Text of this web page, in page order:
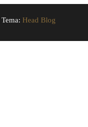
Tema: Head Blog